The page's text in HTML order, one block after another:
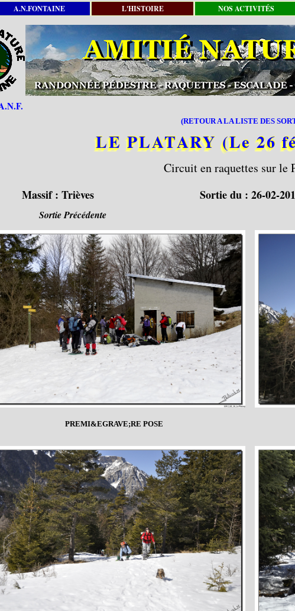
A.N.FONTAINE L'HISTOIRE NOS ACTIVITÉS
(RETOUR A LA LISTE DES
LE PLATARY (Le 26
Circuit en raquettes sur le
Massif : Trièves Sortie du : 26-02-
Sortie Précédente
PREMI&EGRAVE;RE POSE